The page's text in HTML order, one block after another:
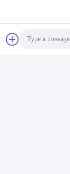
পণ্য কাঠামো